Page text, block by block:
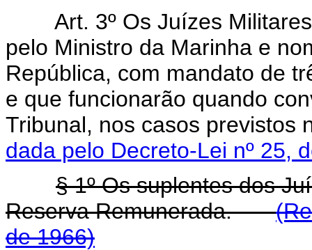
Art. 3º Os Juízes
pelo Ministro da Marinha e
República, com mandato de
e que funcionarão quando
Tribunal, nos casos
dada pelo Decreto-Lei nº 25,
§ 1º Os suplentes dos
Reserva Remunerada.
de 1966)